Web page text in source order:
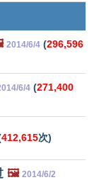
2014/6/4 (296,596
6/4 (271,400
412,615次)
🖼️ 2014/6/2